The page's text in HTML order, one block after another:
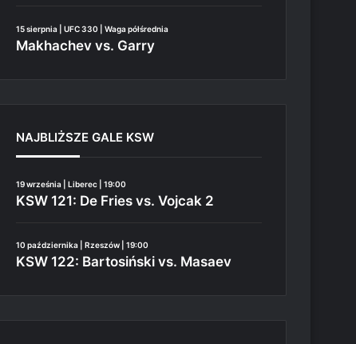
15 sierpnia | UFC 330 | Waga półśrednia
Makhachev vs. Garry
NAJBLIŻSZE GALE KSW
19 września | Liberec | 19:00
KSW 121: De Fries vs. Vojcak 2
10 października | Rzeszów | 19:00
KSW 122: Bartosiński vs. Masaev